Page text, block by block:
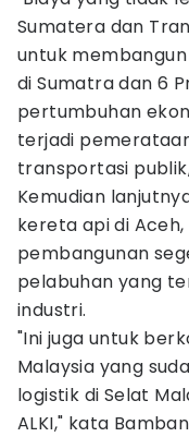
Sumatera dan
untuk
di Sumatra dan 6
pertumbuhan
terjadi
transportasi
Kemudian
kereta api di
pembangunan
pelabuhan yang
industri.
"Ini juga untuk
Malaysia yang
logistik di Selat
ALKI," kata